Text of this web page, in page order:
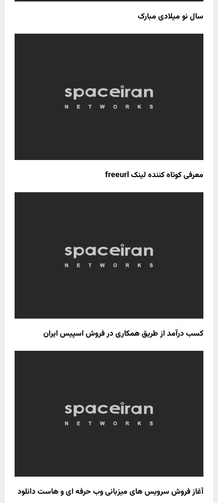
سال نو میلادی مبارک
معرفی کوتاه کننده لینک freeurl
کسب درآمد از طریق همکاری در فروش اسپیس ایران
آغاز فروش سرویس های میزبانی وب حرفه ای و هاست دانلود